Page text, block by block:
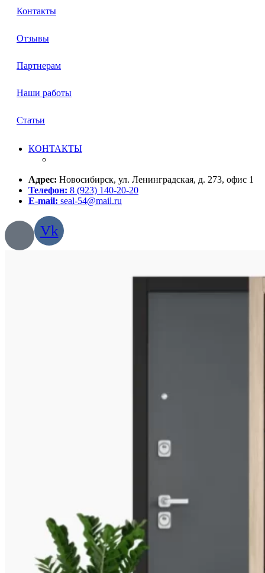
Контакты
Отзывы
Партнерам
Наши работы
Статьи
КОНТАКТЫ
Адрес: Новосибирск, ул. Ленинградская, д. 273, офис 1
Телефон: 8 (923) 140-20-20
E-mail: seal-54@mail.ru
Vk